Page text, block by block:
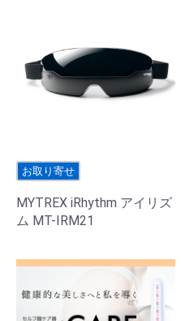
お取り寄せ
MYTREX iRhythm アイリズ
ム MT-IRM21